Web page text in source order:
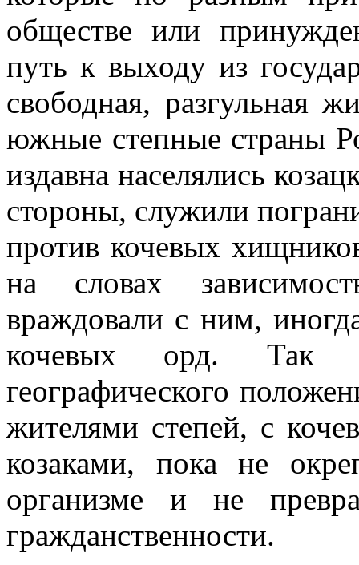
обществе или
путь к выходу из
свободная, разгульная
южные степные страны
издавна населялись
стороны, служили
против кочевых
на словах
враждовали с ним,
кочевых орд. Так
географического
жителями степей, с
козаками, пока не
организме и не
гражданственности.